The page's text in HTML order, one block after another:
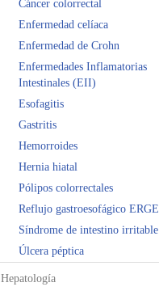
Cáncer colorrectal
Enfermedad celíaca
Enfermedad de Crohn
Enfermedades Inflamatorias
Intestinales (EII)
Esofagitis
Gastritis
Hemorroides
Hernia hiatal
Pólipos colorrectales
Reflujo gastroesofágico ERGE
Síndrome de intestino irritable
Úlcera péptica
Hepatología